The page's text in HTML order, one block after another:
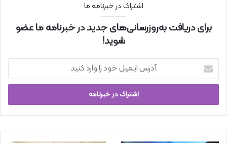
اشتراک در خبرنامه ما
برای دریافت به‌روزرسانی‌های جدید در خبرنامه ما عضو
شوید!
ر
ا
ی